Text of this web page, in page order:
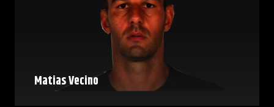
Matias Vecino